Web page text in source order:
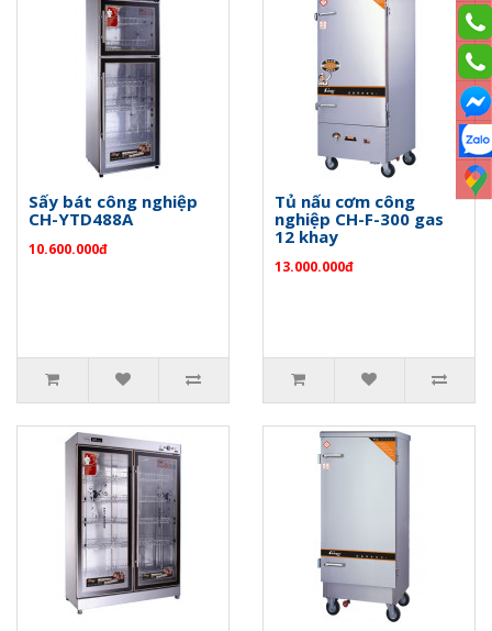
Sấy bát công nghiệp
CH-YTD488A
10.600.000đ
Tủ nấu cơm công
nghiệp CH-F-300 gas
12 khay
13.000.000đ